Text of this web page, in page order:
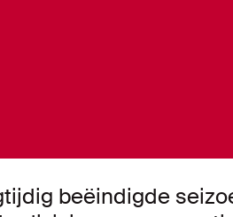
beëindigde